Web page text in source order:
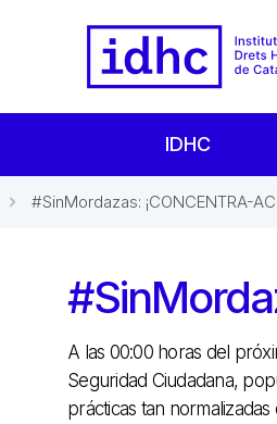
IDHC
#SinMordazas: ¡CONCENTRA-
A las 00:00 horas del
Seguridad Ciudadana,
prácticas tan